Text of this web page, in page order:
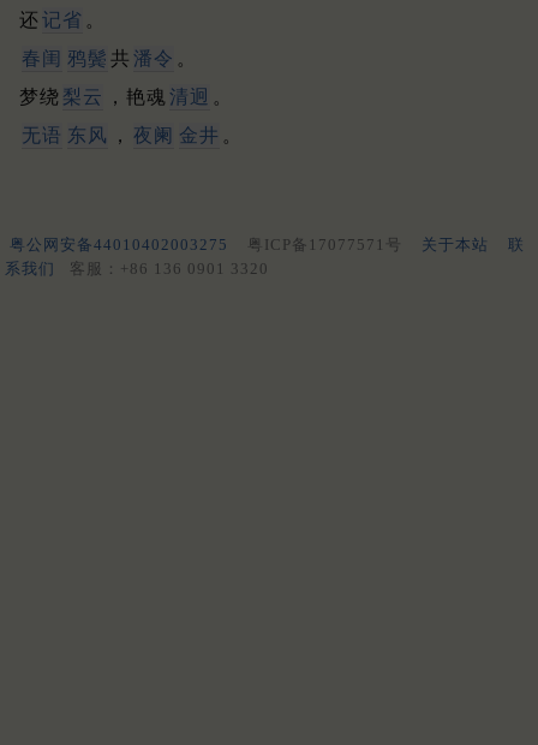
还 记省 。
春闺 鸦鬓 共 潘令 。
梦绕 梨云 ，艳魂 清迥 。
无语 东风 ， 夜阑 金井 。
粤公网安备44010402003275 粤ICP备17077571号 关于本站
联
系我们
客服：+86 136 0901 3320